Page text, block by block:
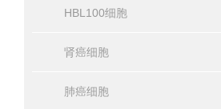
HBL100细胞
肾癌细胞
肺癌细胞